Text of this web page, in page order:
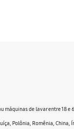
máquinas de lavar entre 18
Polônia, Romênia,